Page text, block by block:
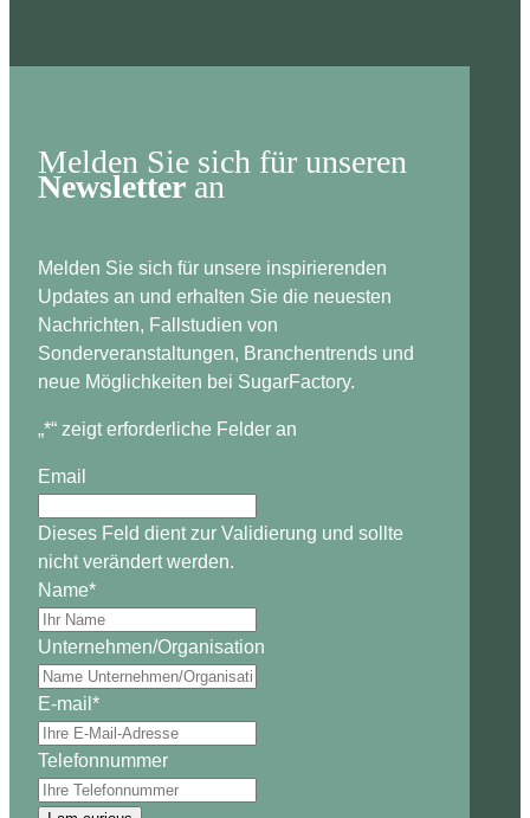
Melden Sie sich für unseren
Newsletter an
Melden Sie sich für unsere inspirierenden
Updates an und erhalten Sie die neuesten
Nachrichten, Fallstudien von
Sonderveranstaltungen, Branchentrends und
neue Möglichkeiten bei SugarFactory.
„*“ zeigt erforderliche Felder an
Email
Dieses Feld dient zur Validierung und sollte
nicht verändert werden.
Name*
Unternehmen/Organisation
E-mail *
Telefonnummer